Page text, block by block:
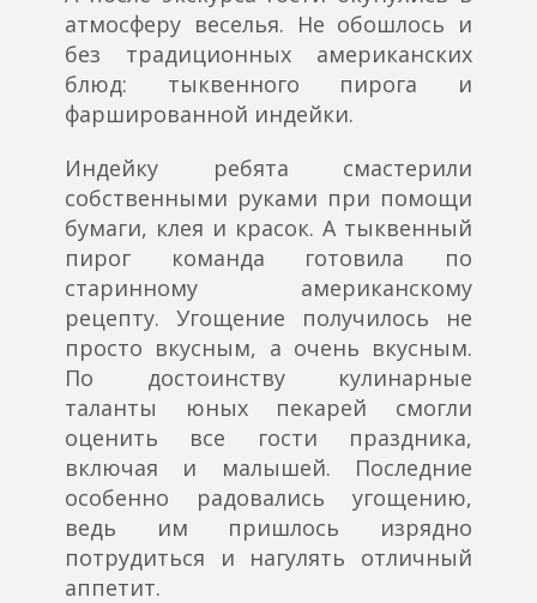
атмосферу веселья. Не обошлось и
без традиционных американских
блюд: тыквенного пирога и
фаршированной индейки.
Индейку ребята смастерили
собственными руками при помощи
бумаги, клея и красок. А тыквенный
пирог команда готовила по
старинному американскому
рецепту. Угощение получилось не
просто вкусным, а очень вкусным.
По достоинству кулинарные
таланты юных пекарей смогли
оценить все гости праздника,
включая и малышей. Последние
особенно радовались угощению,
ведь им пришлось изрядно
потрудиться и нагулять отличный
аппетит.